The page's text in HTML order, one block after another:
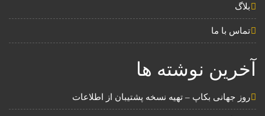
بلاگ
تماس با ما
آخرین نوشته ها
روز جهانی بکاپ – تهیه نسخه پشتیبان از اطلاعات